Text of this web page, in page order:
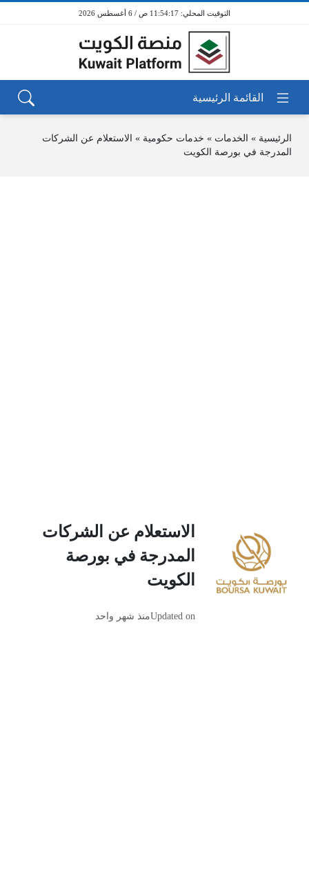
11:54:17 ص / 6 أغسطس 2026
الرئيسية » الخدمات » خدمات حكومية » الاستعلام عن الشركات
المدرجة في بورصة الكويت
الاستعلام عن الشركات
المدرجة في بورصة
الكويت
Updated onمنذ شهر واحد